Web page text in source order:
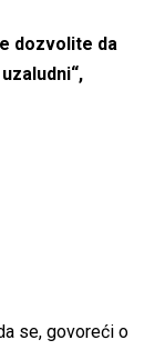
dozvolite da
se, govoreći o